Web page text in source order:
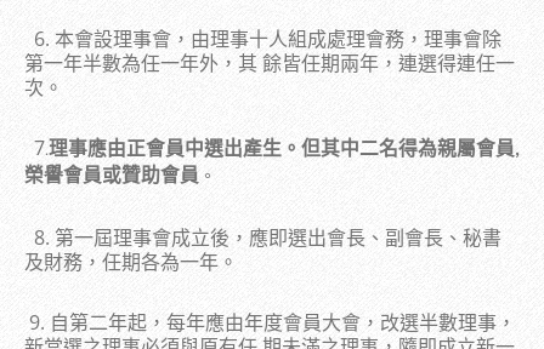
6. 本會設理事會，由理事十人組成處理會務，理事會除
第一年半數為任一年外，其 餘皆任期兩年，連選得連任一
次。
7.理事應由正會員中選出產生。但其中二名得為親屬會員,
榮譽會員或贊助會員 。
8. 第一屆理事會成立後，應即選出會長、副會長、秘書
及財務，任期各為一年。
9. 自第二年起，每年應由年度會員大會，改選半數理事，